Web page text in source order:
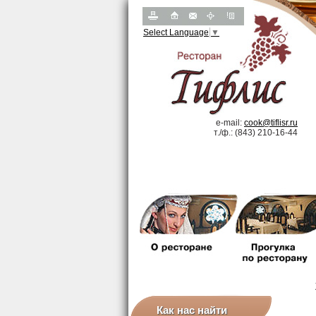
Select Language ▼
e-mail: cook@tiflisr.ru
т./ф.: (843) 210-16-44
Как нас найти